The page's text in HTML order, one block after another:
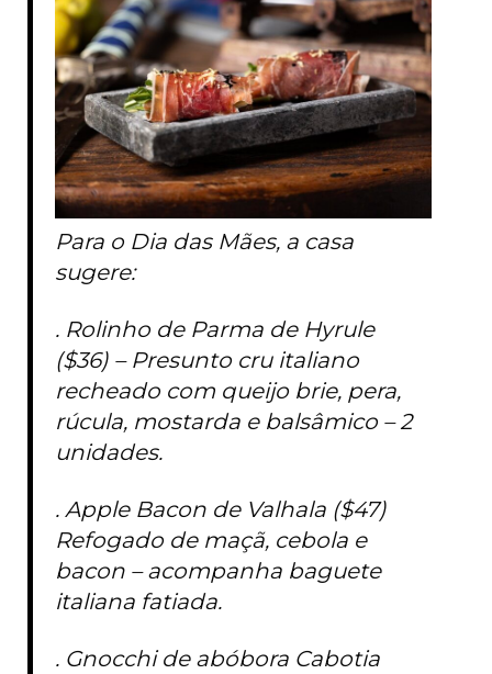
Para o Dia das Mães, a casa
sugere:
. Rolinho de Parma de Hyrule
($36) – Presunto cru italiano
recheado com queijo brie, pera,
rúcula, mostarda e balsâmico – 2
unidades.
. Apple Bacon de Valhala ($47)
Refogado de maçã, cebola e
bacon – acompanha baguete
italiana fatiada.
. Gnocchi de abóbora Cabotia